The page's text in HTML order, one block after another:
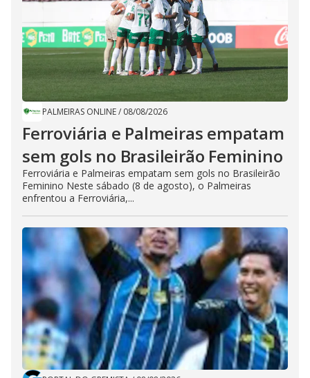
PALMEIRAS ONLINE/ 08/08/2026
Ferroviária e Palmeiras empatam
sem gols no Brasileirão Feminino
Ferroviária e Palmeiras empatam sem gols no Brasileirão
Feminino Neste sábado (8 de agosto), o Palmeiras
enfrentou a Ferroviária,...